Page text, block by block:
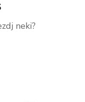
neki?